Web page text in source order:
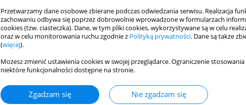
Przetwarzamy dane osobowe zbierane podczas odwiedzania serwisu. Realizacja
zachowaniu odbywa się poprzez dobrowolnie wprowadzone w formularzach
cookies (tzw. ciasteczka). Dane, w tym pliki cookies, wykorzystywane są w celu
oraz w celu monitorowania ruchu zgodnie z Polityką prywatności. Dane są także
(więcej).
Możesz zmienić ustawienia cookies w swojej przeglądarce. Ograniczenie
niektóre funkcjonalności dostępne na stronie.
Zgadzam się Nie zgadzam się